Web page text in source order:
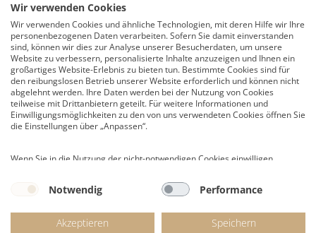
VLET Cooking Lounge
Dammtorwall 15
20355 Hamburg
040-200064-222
Wir verwenden Cookies
Wir verwenden Cookies und ähnliche Technologien, mit deren Hilfe wir Ihre
personenbezogenen Daten verarbeiten. Sofern Sie damit einverstanden
sind, können wir dies zur Analyse unserer Besucherdaten, um unsere
Website zu verbessern, personalisierte Inhalte anzuzeigen und Ihnen ein
großartiges Website-Erlebnis zu bieten tun. Bestimmte Cookies sind für
den reibungslosen Betrieb unserer Website erforderlich und können nicht
abgelehnt werden. Ihre Daten werden bei der Nutzung von Cookies
teilweise mit Drittanbietern geteilt. Für weitere Informationen und
Einwilligungsmöglichkeiten zu den von uns verwendeten Cookies öffnen Sie
die Einstellungen über „Anpassen“.
Wenn Sie in die Nutzung der nicht-notwendigen Cookies einwilligen,
Die USA gelten als ein Land mit einem nach EU-Standards unzureichenden
Datenschutzniveau. Es besteht das Risiko, dass US-Behörden auch ohne
Notwendig Performance
Akzeptieren Speichern